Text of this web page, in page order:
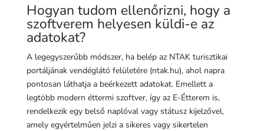
Hogyan tudom ellenőrizni, hogy a
szoftverem helyesen küldi-e az
adatokat?
A legegyszerűbb módszer, ha belép az NTAK turisztikai
portáljának vendéglátó felületére (ntak.hu), ahol napra
pontosan láthatja a beérkezett adatokat. Emellett a
legtöbb modern éttermi szoftver, így az E-Étterem is,
rendelkezik egy belső naplóval vagy státusz kijelzővel,
amely egyértelműen jelzi a sikeres vagy sikertelen